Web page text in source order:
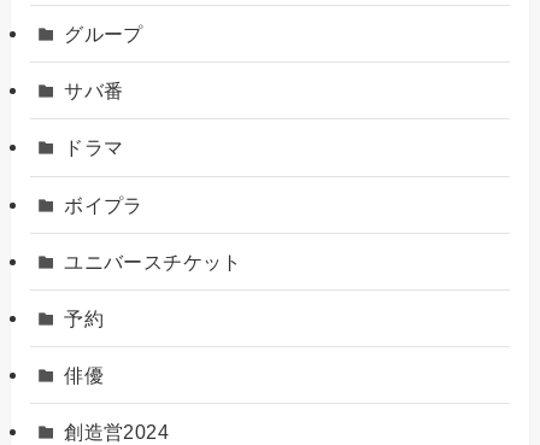
グループ
サバ番
ドラマ
ボイプラ
ユニバースチケット
予約
俳優
創造営2024